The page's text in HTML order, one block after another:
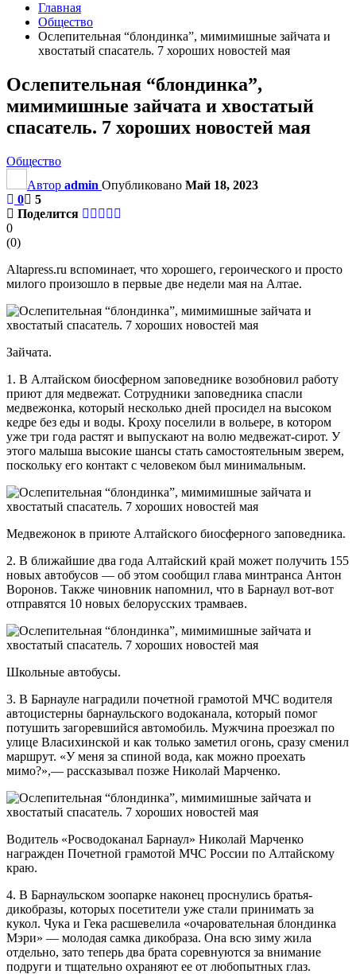
Главная
Общество
Ослепительная “блондинка”, мимимишные зайчата и
хвостатый спасатель. 7 хороших новостей мая
Ослепительная “блондинка”,
мимимишные зайчата и хвостатый
спасатель. 7 хороших новостей мая
Общество
Автор admin Опубликовано Май 18, 2023
0
5
Поделится
0
(0)
Altapress.ru вспоминает, что хорошего, героического и просто
милого произошло в первые две недели мая на Алтае.
Зайчата.
1. В Алтайском биосферном заповеднике возобновил работу
приют для медвежат. Сотрудники заповедника спасли
медвежонка, который несколько дней просидел на высоком
кедре без еды и воды. Кроху поселили в вольере, в котором
уже три года растят и выпускают на волю медвежат-сирот. У
этого малыша высокие шансы стать самостоятельным зверем,
поскольку его контакт с человеком был минимальным.
Медвежонок в приюте Алтайского биосферного заповедника.
2. В ближайшие два года Алтайский край может получить 155
новых автобусов — об этом сообщил глава минтранса Антон
Воронов. Также чиновник напомнил, что в Барнаул вот-вот
отправятся 10 новых белорусских трамваев.
Школьные автобусы.
3. В Барнауле наградили почетной грамотой МЧС водителя
автоцистерны барнаульского водоканала, который помог
потушить загоревшийся автомобиль. Мужчина проезжал по
улице Власихинской и как только заметил огонь, сразу сменил
маршрут. «У меня за спиной вода, как можно проехать
мимо?»,— рассказывал позже Николай Марченко.
Водитель «Росводоканал Барнаул» Николай Марченко
награжден Почетной грамотой МЧС России по Алтайскому
краю.
4. В Барнаульском зоопарке наконец проснулись братья-
дикобразы, которых посетители уже стали принимать за
кукол. Чука и Гека расшевелила «очаровательная блондинка
Мэри» — молодая самка дикобраза. Она всю зиму жила
отдельно, зато теперь два брата соревнуются за внимание
подруги и тщательно охраняют ее от любопытных глаз.